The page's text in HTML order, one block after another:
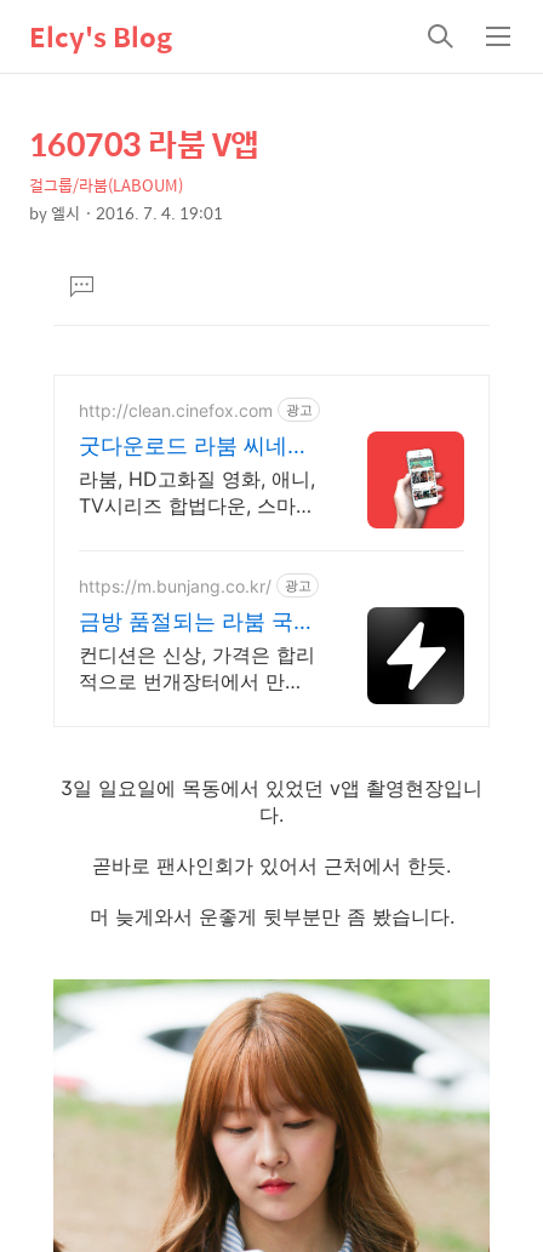
Elcy's Blog
검
색
메
뉴
상
세
컨
본
문
제
목
160703 라붐 V앱
걸그룹/라붐(LABOUM)
by엘시 2016. 7. 4. 19:01
댓
글
http://clean.cinefox.com 광고
굿다운로드 라붐 씨네폭
스
라붐, HD고화질 영화, 애니,
TV시리즈 합법다운, 스마트
https://m.bunjang.co.kr/ 광고
금방 품절되는 라붐 국내
최대 브랜드 중고거래
컨디션은 신상, 가격은 합리
적으로 번개장터에서 만나
업로드
3일 일요일에 목동에서 있었던 v앱 촬영현장입니
다.
곧바로 팬사인회가 있어서 근처에서 한듯.
머 늦게와서 운좋게 뒷부분만 좀 봤습니다.